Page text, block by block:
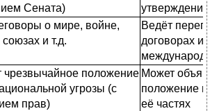
Сената)
о мире, войне,
и т.д.
Ведёт
договорах и
чрезвычайное положение
угрозы (с
прав)
Может
положение в
её частях